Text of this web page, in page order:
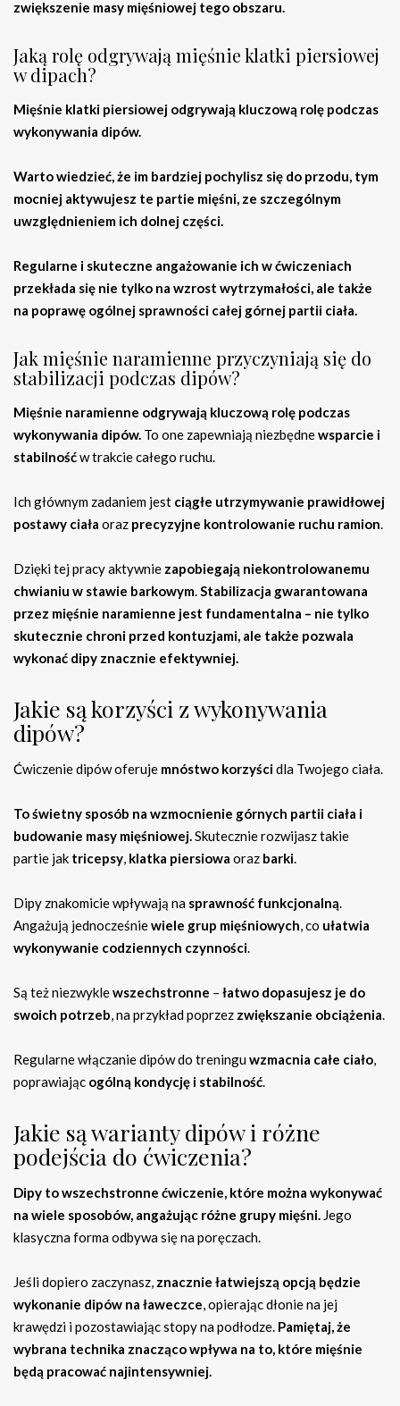
zwiększenie masy mięśniowej tego obszaru.
Jaką rolę odgrywają mięśnie klatki piersiowej
w dipach?
Mięśnie klatki piersiowej odgrywają kluczową rolę podczas
wykonywania dipów.
Warto wiedzieć, że im bardziej pochylisz się do przodu, tym
mocniej aktywujesz te partie mięśni, ze szczególnym
uwzględnieniem ich dolnej części.
Regularne i skuteczne angażowanie ich w ćwiczeniach
przekłada się nie tylko na wzrost wytrzymałości, ale także
na poprawę ogólnej sprawności całej górnej partii ciała.
Jak mięśnie naramienne przyczyniają się do
stabilizacji podczas dipów?
Mięśnie naramienne odgrywają kluczową rolę podczas
wykonywania dipów. To one zapewniają niezbędnewsparcie i
stabilnośćw trakcie całego ruchu.
Ich głównym zadaniem jest ciągłe utrzymywanie prawidłowej
postawy ciała oraz precyzyjne kontrolowanie ruchu ramion.
Dzięki tej pracy aktywnie zapobiegają niekontrolowanemu
chwianiu w stawie barkowym.Stabilizacja gwarantowana
przez mięśnie naramienne jest fundamentalna – nie tylko
skutecznie chroni przed kontuzjami, ale także pozwala
wykonać dipy znacznie efektywniej.
Jakie są korzyści z wykonywania
dipów?
Ćwiczenie dipów oferuje mnóstwo korzyścidla Twojego ciała.
To świetny sposób na wzmocnienie górnych partii ciała i
budowanie masy mięśniowej.Skutecznie rozwijasz takie
partie jak tricepsy, klatka piersiowa oraz barki.
Dipy znakomicie wpływają na sprawność funkcjonalną.
Angażują jednocześniewiele grup mięśniowych, co ułatwia
wykonywanie codziennych czynności.
Są też niezwyklewszechstronne – łatwo dopasujesz je do
swoich potrzeb, na przykład poprzez zwiększanie obciążenia.
Regularne włączanie dipów do treninguwzmacnia całe ciało,
poprawiając ogólną kondycję i stabilność.
Jakie są warianty dipów i różne
podejścia do ćwiczenia?
Dipy to wszechstronne ćwiczenie, które można wykonywać
na wiele sposobów, angażując różne grupy mięśni. Jego
klasyczna forma odbywa się na poręczach.
Jeśli dopiero zaczynasz, znacznie łatwiejszą opcją będzie
wykonanie dipów na ławeczce, opierając dłonie na jej
krawędzi i pozostawiając stopy na podłodze. Pamiętaj, że
wybrana technika znacząco wpływa na to, które mięśnie
będą pracować najintensywniej.